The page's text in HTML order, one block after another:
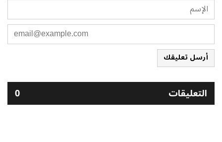
أرسل تعليقك
التعليقات 0